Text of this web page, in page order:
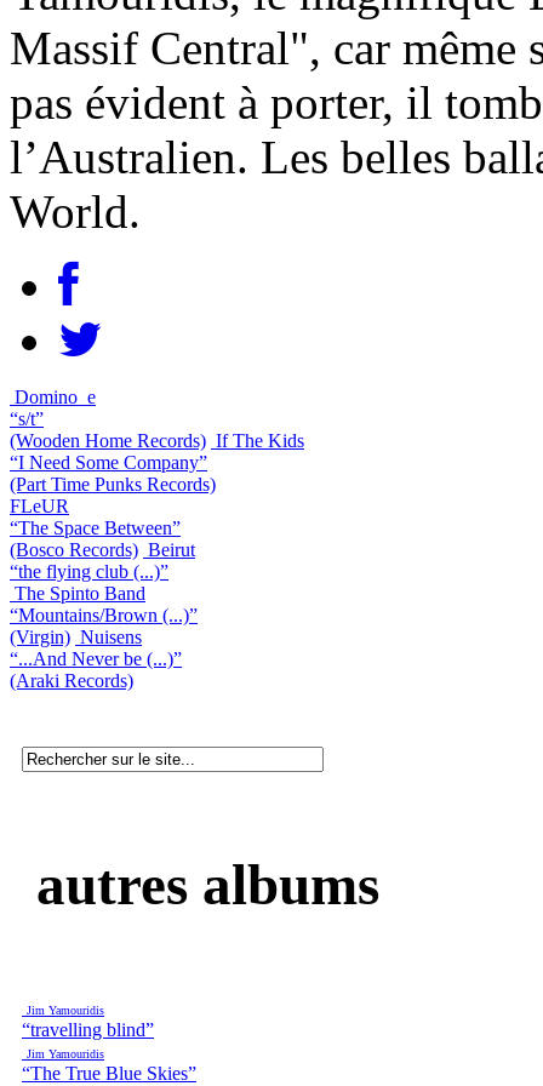
Massif Central", car même
pas évident à porter, il
l’Australien. Les belles
World.
Domino_e
“s/t”
(Wooden Home Records) If The Kids
“I Need Some Company”
(Part Time Punks Records)
FLeUR
“The Space Between”
(Bosco Records) Beirut
“the flying club (...)”
The Spinto Band
“Mountains/Brown (...)”
(Virgin) Nuisens
“...And Never be (...)”
(Araki Records)
autres albums
Jim Yamouridis
“travelling blind”
Jim Yamouridis
“The True Blue Skies”